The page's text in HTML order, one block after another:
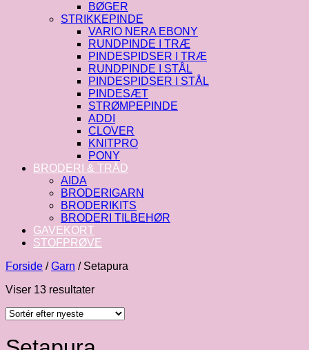
BØGER
STRIKKEPINDE
VARIO NERA EBONY
RUNDPINDE I TRÆ
PINDESPIDSER I TRÆ
RUNDPINDE I STÅL
PINDESPIDSER I STÅL
PINDESÆT
STRØMPEPINDE
ADDI
CLOVER
KNITPRO
PONY
BRODERI & TRÅD
AIDA
BRODERIGARN
BRODERIKITS
BRODERI TILBEHØR
GAVEKORT
STOFPRØVE
Forside / Garn /Setapura
Viser 13 resultaterSorteret
seneste